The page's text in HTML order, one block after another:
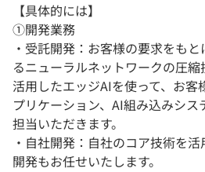
【具体的には】
①開発業務
・受託開発：お客様の要求をも
るニューラルネットワークの圧
活用したエッジAIを使って、お客
プリケーション、AI組み込みシ
担当いただきます。
・自社開発：自社のコア技術を
開発もお任せいたします。